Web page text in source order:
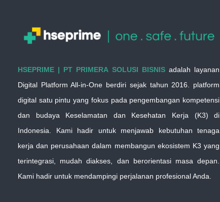
HSEPRIME | PT PRIMERA SOLUSI BISNISadalah layanan
Digital Platform All-in-One berdiri sejak tahun 2016. platform
digital satu pintu yang fokus pada pengembangan kompetensi
dan budaya Keselamatan dan Kesehatan Kerja (K3) di
Indonesia. Kami hadir untuk menjawab kebutuhan tenaga
kerja dan perusahaan dalam membangun ekosistem K3 yang
terintegrasi, mudah diakses, dan berorientasi masa depan.
Kami hadir untuk mendampingi perjalanan profesional Anda.